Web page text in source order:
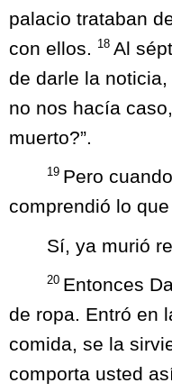
palacio trataban
con ellos.
18 Al
de darle la
no nos hacía
muerto?”.
19 Pero
comprendió lo
Sí, ya murió
20 Entonces
de ropa. Entró en
comida, se la
comporta usted